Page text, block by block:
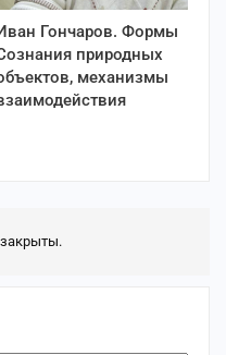
Гончаров. Формы
природных
механизмы